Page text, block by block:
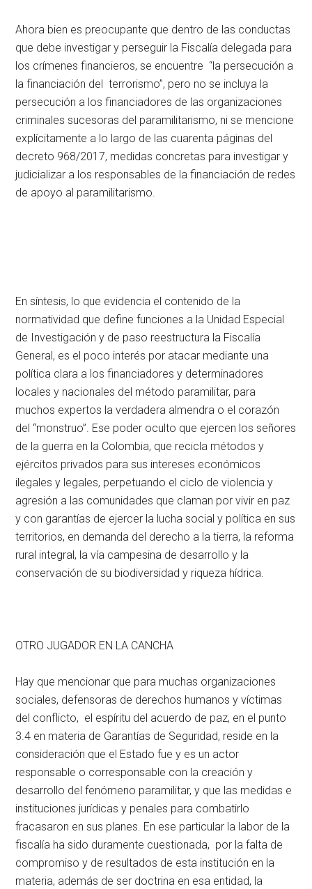
Ahora bien es preocupante que dentro de las conductas
que debe investigar y perseguir la Fiscalía delegada para
los crímenes financieros, se encuentre “la persecución a
la financiación del terrorismo”, pero no se incluya la
persecución a los financiadores de las organizaciones
criminales sucesoras del paramilitarismo, ni se mencione
explícitamente a lo largo de las cuarenta páginas del
decreto 968/2017, medidas concretas para investigar y
judicializar a los responsables de la financiación de redes
de apoyo al paramilitarismo.
En síntesis, lo que evidencia el contenido de la
normatividad que define funciones a la Unidad Especial
de Investigación y de paso reestructura la Fiscalía
General, es el poco interés por atacar mediante una
política clara a los financiadores y determinadores
locales y nacionales del método paramilitar, para
muchos expertos la verdadera almendra o el corazón
del “monstruo”. Ese poder oculto que ejercen los señores
de la guerra en la Colombia, que recicla métodos y
ejércitos privados para sus intereses económicos
ilegales y legales, perpetuando el ciclo de violencia y
agresión a las comunidades que claman por vivir en paz
y con garantías de ejercer la lucha social y política en sus
territorios, en demanda del derecho a la tierra, la reforma
rural integral, la vía campesina de desarrollo y la
conservación de su biodiversidad y riqueza hídrica.
OTRO JUGADOR EN LA CANCHA
Hay que mencionar que para muchas organizaciones
sociales, defensoras de derechos humanos y víctimas
del conflicto, el espíritu del acuerdo de paz, en el punto
3.4 en materia de Garantías de Seguridad, reside en la
consideración que el Estado fue y es un actor
responsable o corresponsable con la creación y
desarrollo del fenómeno paramilitar, y que las medidas e
instituciones jurídicas y penales para combatirlo
fracasaron en sus planes. En ese particular la labor de la
fiscalía ha sido duramente cuestionada, por la falta de
compromiso y de resultados de esta institución en la
materia, además de ser doctrina en esa entidad, la